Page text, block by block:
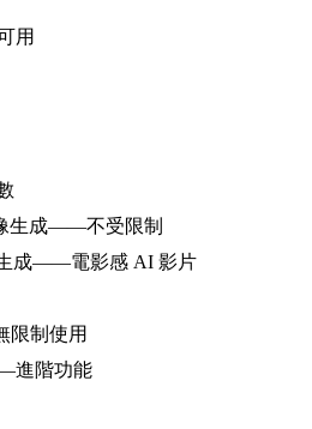
用
生成——不受限制
成——電影感 AI 影片
限制使用
進階功能